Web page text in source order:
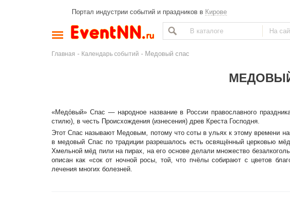
Портал индустрии событий и праздников в Кирове
Главная - Календарь событий - Медовый спас
«Медо́вый» Спас — народное название в России православного
стилю), в честь Происхождения (изнесения) древ Креста Господня.
Этот Спас называют Медовым, потому что соты в ульях к этому времени
в медовый Спас по традиции разрешалось есть освящённый церковью
Хмельной мёд пили на пирах, на его основе делали множество
описан как «сок от ночной росы, той, что пчёлы собирают с цветов
лечения многих болезней.